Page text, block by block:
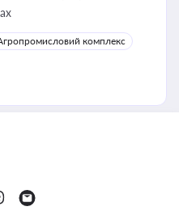
комплекс